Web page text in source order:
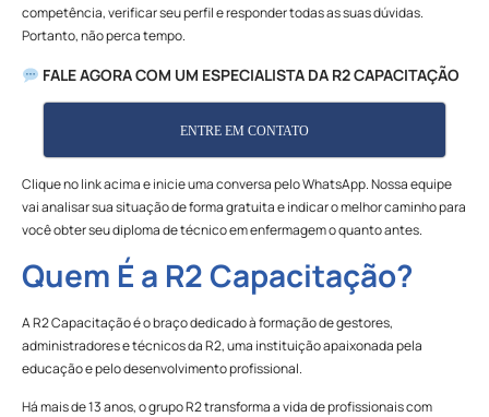
competência, verificar seu perfil e responder todas as suas dúvidas.
Portanto, não perca tempo.
FALE AGORA COM UM ESPECIALISTA DA R2 CAPACITAÇÃO
ENTRE EM CONTATO
Clique no link acima e inicie uma conversa pelo WhatsApp. Nossa equipe
vai analisar sua situação de forma gratuita e indicar o melhor caminho para
você obter seu diploma de técnico em enfermagem o quanto antes.
Quem É a R2 Capacitação?
A R2 Capacitação é o braço dedicado à formação de gestores,
administradores e técnicos da R2, uma instituição apaixonada pela
educação e pelo desenvolvimento profissional.
Há mais de 13 anos, o grupo R2 transforma a vida de profissionais com